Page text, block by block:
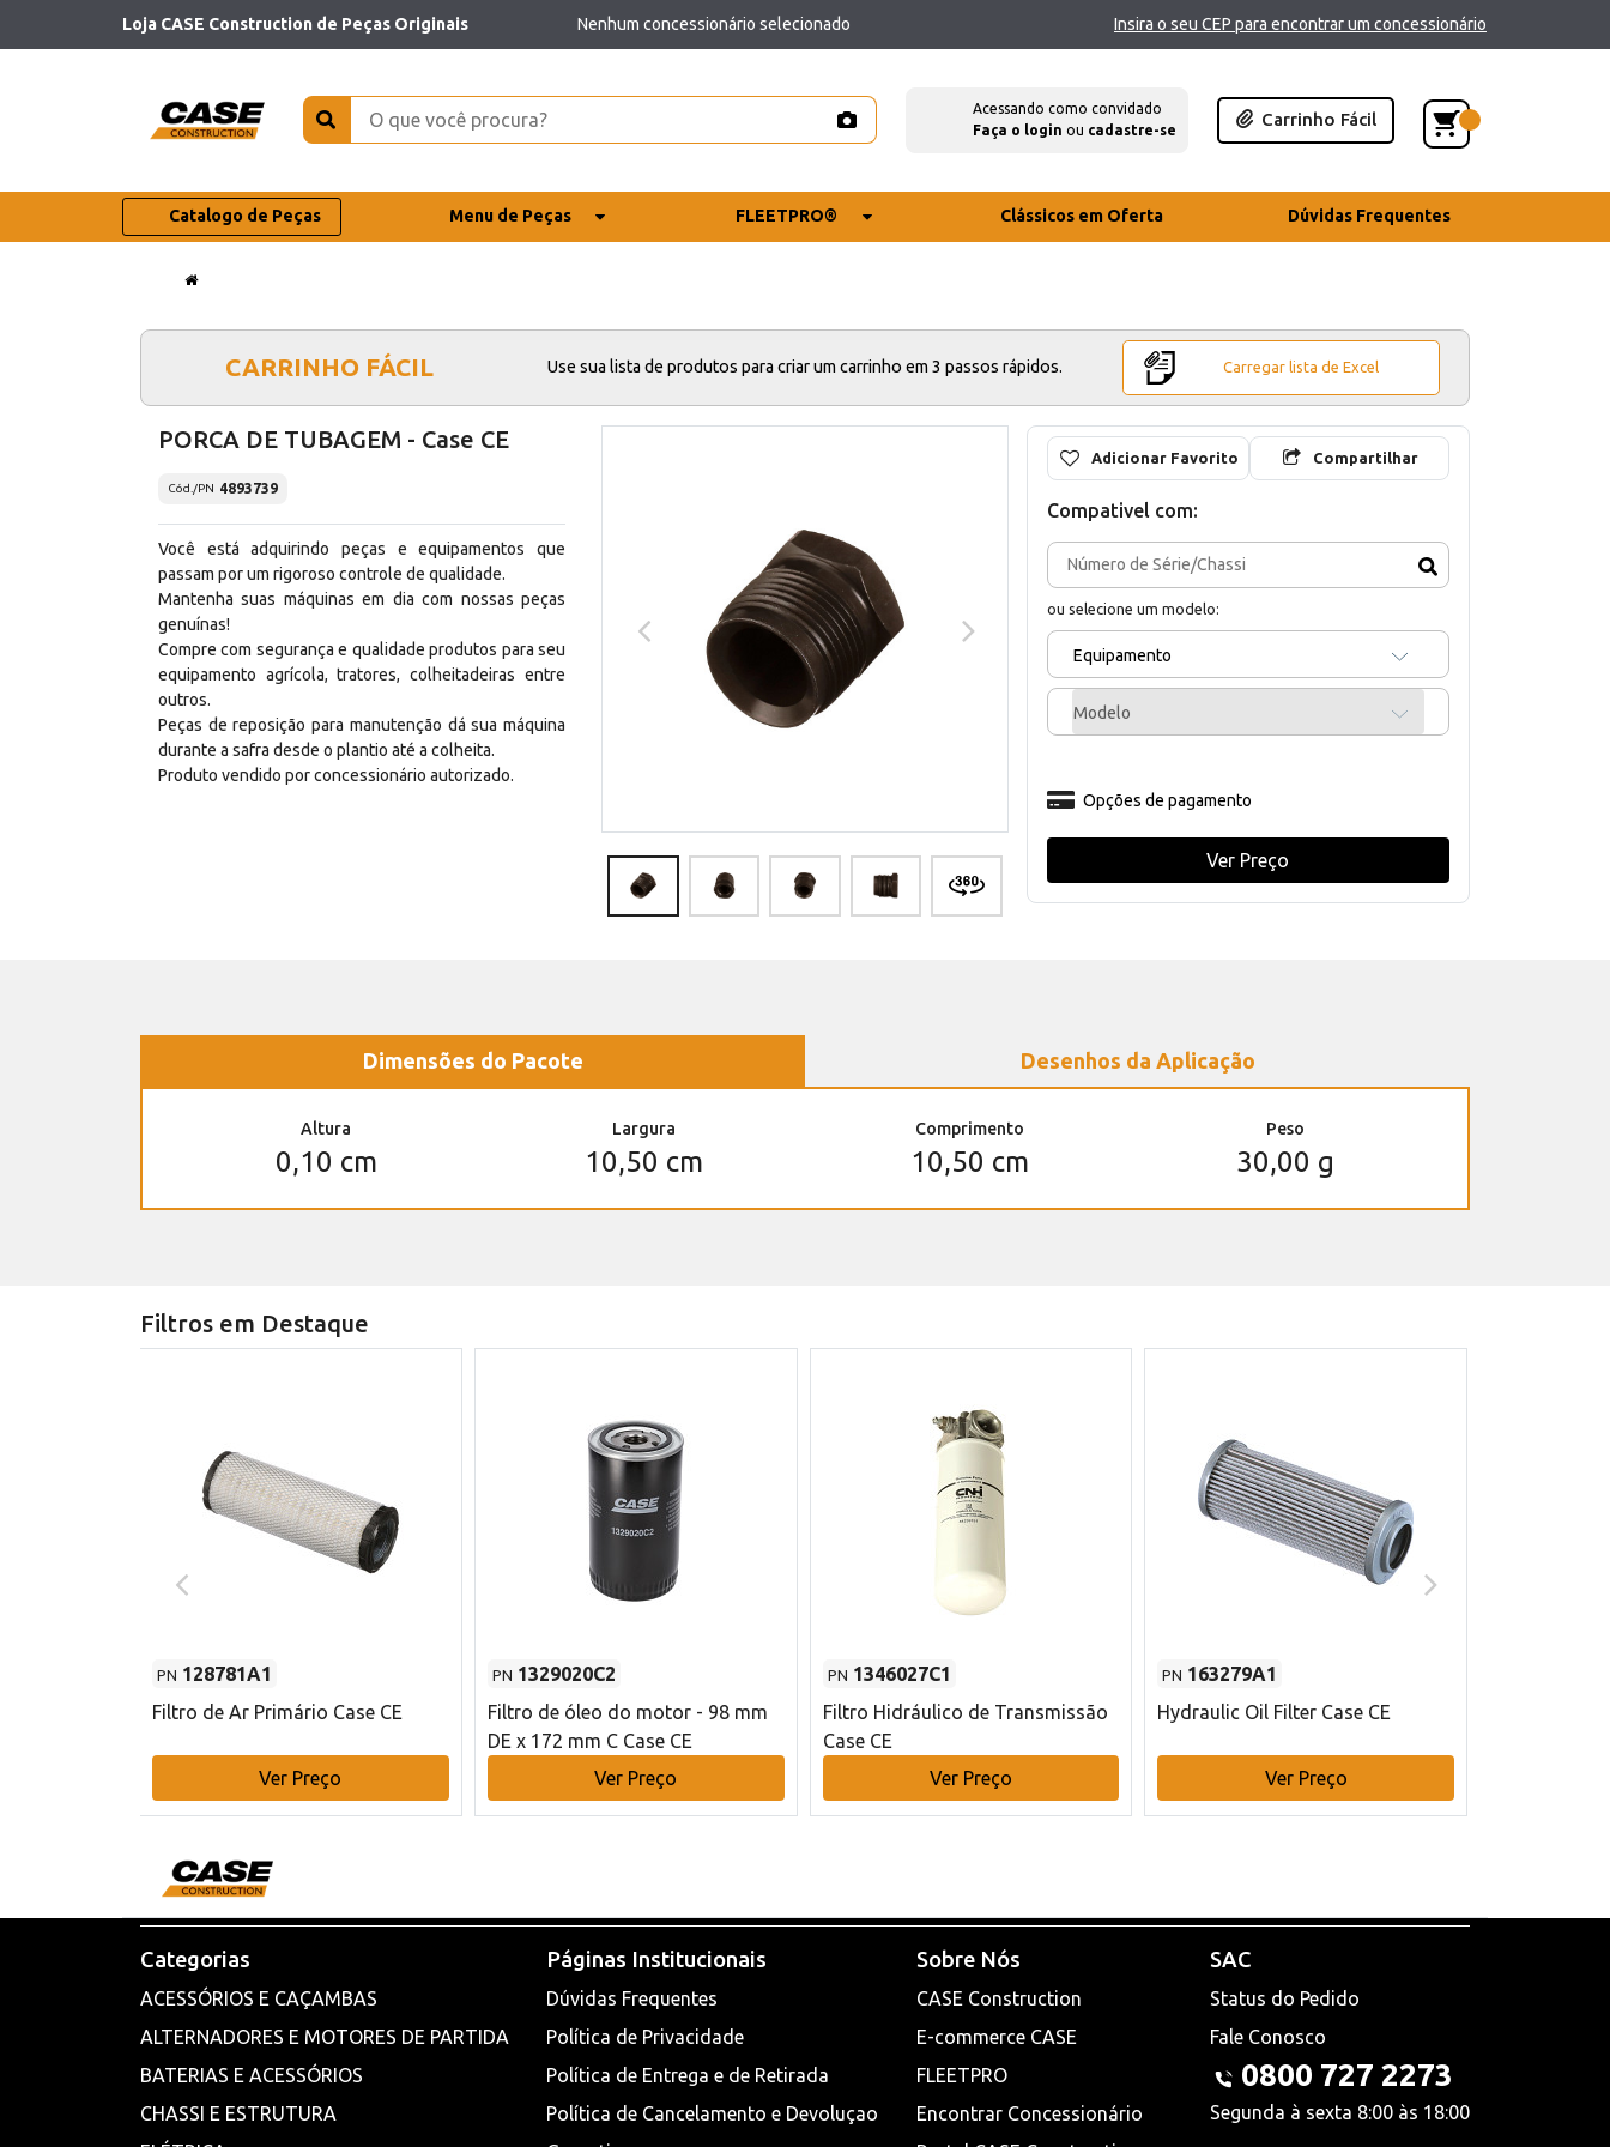
Loja CASE Construction de Peças Originais Nenhum concessionário selecionado Insira o seu CEP para encontrar um concessionário
Acessando como convidado
Faça o login ou cadastre-se
Carrinho Fácil
Catalogo de Peças Menu de Peças FLEETPRO® Clássicos em Oferta Dúvidas Frequentes
CARRINHO FÁCIL Use sua lista de produtos para criar um carrinho em 3 passos rápidos. Carregar lista de Excel
PORCA DE TUBAGEM - Case CE
Cód./PN 4893739
Você está adquirindo peças e equipamentos que
passam por um rigoroso controle de qualidade.
Mantenha suas máquinas em dia com nossas peças
genuínas!
Compre com segurança e qualidade produtos para seu
equipamento agrícola, tratores, colheitadeiras entre
outros.
Peças de reposição para manutenção dá sua máquina
durante a safra desde o plantio até a colheita.
Produto vendido por concessionário autorizado.
Adicionar Favorito Compartilhar
Compativel com:
ou selecione um modelo:
Equipamento
Modelo
Opções de pagamento
Ver Preço
Dimensões do Pacote Desenhos da Aplicação
Altura
0,10 cm
Largura
10,50 cm
Comprimento
10,50 cm
Peso
30,00 g
Filtros em Destaque
PN 128781A1
Filtro de Ar Primário Case CE
Ver Preço
PN 1329020C2
Filtro de óleo do motor - 98 mm
DE x 172 mm C Case CE
Ver Preço
PN 1346027C1
Filtro Hidráulico de Transmissão
Case CE
Ver Preço
PN 163279A1
Hydraulic Oil Filter Case CE
Ver Preço
Categorias
ACESSÓRIOS E CAÇAMBAS
ALTERNADORES E MOTORES DE PARTIDA
BATERIAS E ACESSÓRIOS
CHASSI E ESTRUTURA
Páginas Institucionais
Dúvidas Frequentes
Política de Privacidade
Política de Entrega e de Retirada
Política de Cancelamento e Devoluçao
Sobre Nós
CASE Construction
E-commerce CASE
FLEETPRO
Encontrar Concessionário
SAC
Status do Pedido
Fale Conosco
0800 727 2273
Segunda à sexta 8:00 às 18:00